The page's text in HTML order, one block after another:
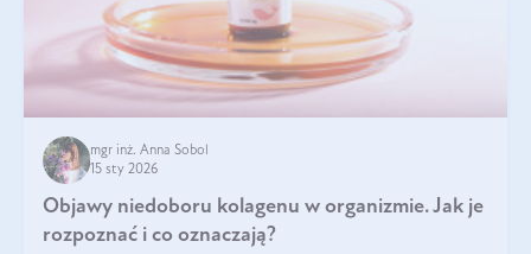
mgr inż. Anna Sobol
15 sty 2026
Objawy niedoboru kolagenu w organizmie. Jak je
rozpoznać i co oznaczają?